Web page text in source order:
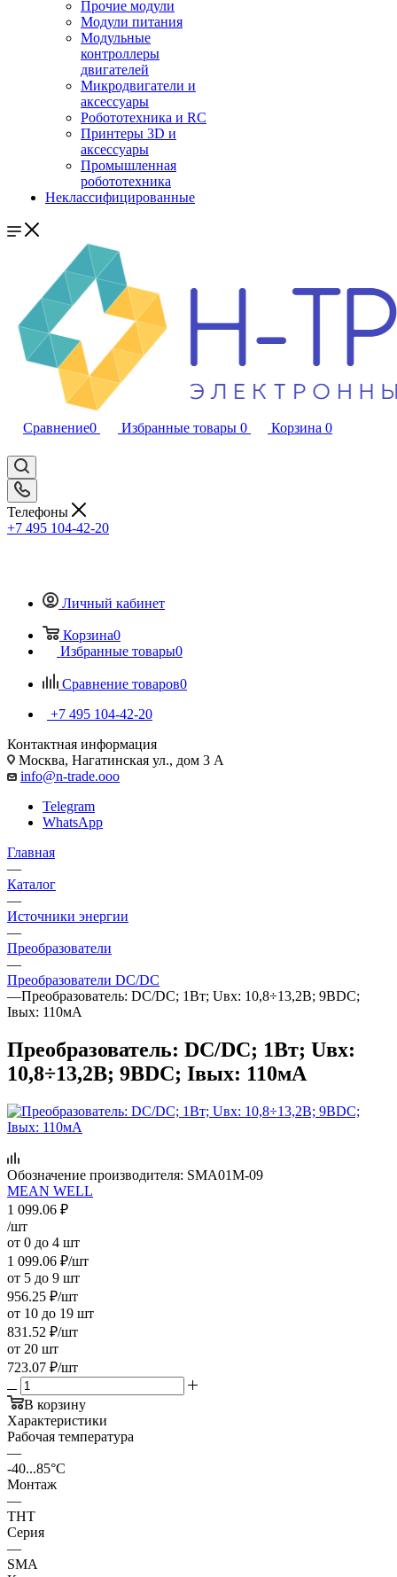
Прочие модули
Модули питания
Модульные
контроллеры
двигателей
Микродвигатели и
аксессуары
Робототехника и RC
Принтеры 3D и
аксессуары
Промышленная
робототехника
Неклассифицированные
Сравнение0 Избранные товары 0 Корзина 0
Телефоны
+7 495 104-42-20
Личный кабинет
Корзина0
Избранные товары0
Сравнение товаров0
+7 495 104-42-20
Контактная информация
Москва, Нагатинская ул., дом 3 А
info@n-trade.ooo
Telegram
WhatsApp
Главная
—
Каталог
—
Источники энергии
—
Преобразователи
—
Преобразователи DC/DC
—Преобразователь: DC/DC; 1Вт; Uвх: 10,8÷13,2В; 9ВDC;
Iвых: 110мА
Преобразователь: DC/DC; 1Вт; Uвх:
10,8÷13,2В; 9ВDC; Iвых: 110мА
Обозначение производителя: SMA01M-09
MEAN WELL
1 099.06 ₽
/шт
от 0 до 4 шт
1 099.06 ₽/шт
от 5 до 9 шт
956.25 ₽/шт
от 10 до 19 шт
831.52 ₽/шт
от 20 шт
723.07 ₽/шт
В корзину
Характеристики
Рабочая температура
—
-40...85°C
Монтаж
—
THT
Серия
—
SMA